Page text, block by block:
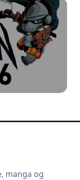
manga og